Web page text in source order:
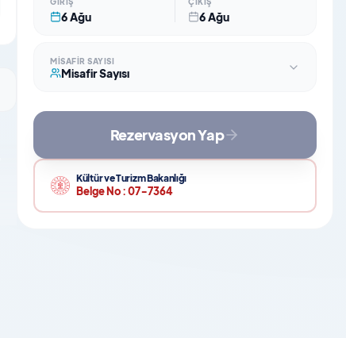
6 Ağu 6 Ağu
MISAFIR SAYISI
Misafir Sayısı
Rezervasyon Yap
Kültür ve Turizm Bakanlığı
Belge No :07-7364